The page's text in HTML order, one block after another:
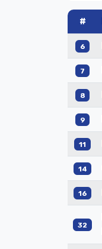
#
6
7
8
9
11
14
16
32